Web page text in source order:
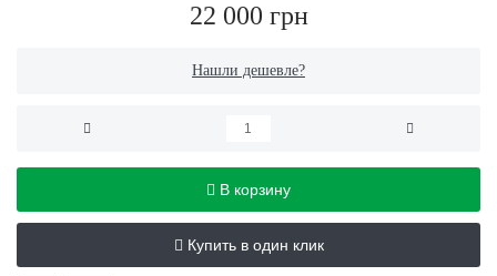
22 000 грн
Нашли дешевле?
В корзину
Купить в один клик